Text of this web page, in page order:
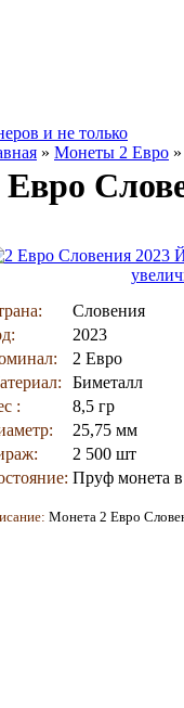
» Монеты 2 Евро
Евро
Словения
2023
2 Евро
Биметалл
:
8,5 гр
25,75 мм
2 500 шт
Пруф монета в
Монета 2 Евро